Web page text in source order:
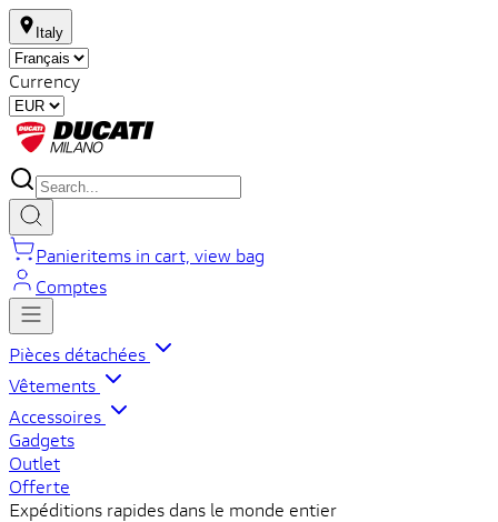
Italy
Currency
Panieritems in cart, view bag
Comptes
Pièces détachées
Vêtements
Accessoires
Gadgets
Outlet
Offerte
Expéditions rapides dans le monde entier